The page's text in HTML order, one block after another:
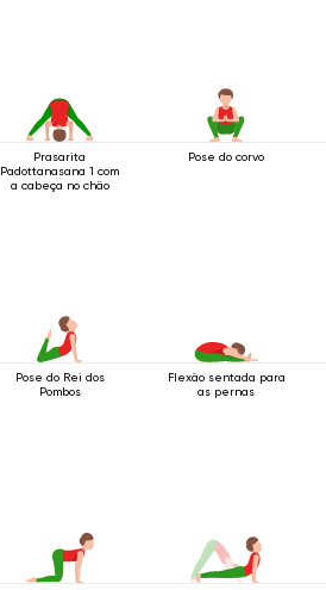
Prasarita
Padottanasana 1 com
a cabeça no chão
Pose do corvo
Pose do Rei dos
Pombos
Flexão sentada para
as pernas